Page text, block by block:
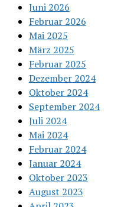
Juni 2026
Februar 2026
Mai 2025
März 2025
Februar 2025
Dezember 2024
Oktober 2024
September 2024
Juli 2024
Mai 2024
Februar 2024
Januar 2024
Oktober 2023
August 2023